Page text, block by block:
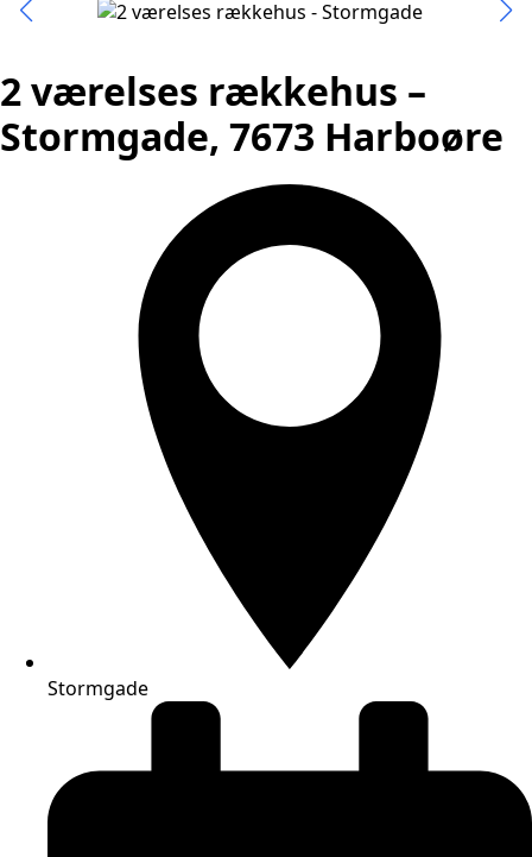
2 værelses rækkehus –
Stormgade, 7673 Harboøre
Stormgade